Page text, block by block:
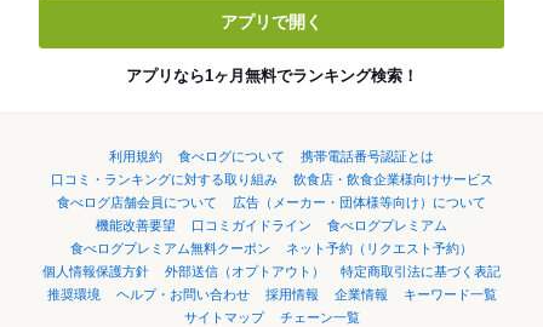
アプリで開く
アプリなら1ヶ月無料でランキング検索！
利用規約 食べログについて
携帯電話番号認証とは
口コミ・ランキングに対する取り組み
飲食店・飲食企業様向けサービス
食べログ店舗会員について
広告（メーカー・団体様等向け）について
機能改善要望
口コミガイドライン
食べログプレミアム
食べログプレミアム無料クーポン
ネット予約（リクエスト予約）
個人情報保護方針
外部送信（オプトアウト）
特定商取引法に基づく表記
推奨環境
ヘルプ・お問い合わせ 採用情報 企業情報
キーワード一覧
サイトマップ
チェーン一覧